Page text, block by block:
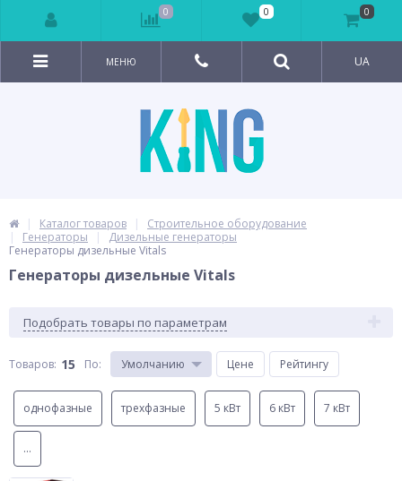
МЕНЮ UA
Каталог товаров
Строительное оборудование
Генераторы
Дизельные генераторы
Генераторы дизельные Vitals
Генераторы дизельные Vitals
Подобрать товары по параметрам
Товаров: 15 По: Умолчанию Цене Рейтингу
однофазные трехфазные 5 кВт 6 кВт 7 кВт
...
0 0 0